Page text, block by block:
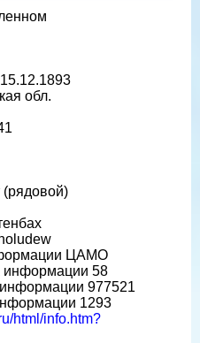
обл.
(рядовой)
ЦАМО
информации 58
977521
1293
html/info.htm?